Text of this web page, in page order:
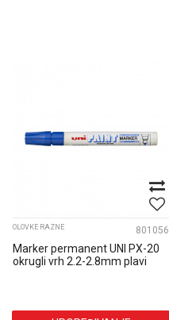
OLOVKE RAZNE 801056
Marker permanent UNI PX-20
okrugli vrh 2.2-2.8mm plavi